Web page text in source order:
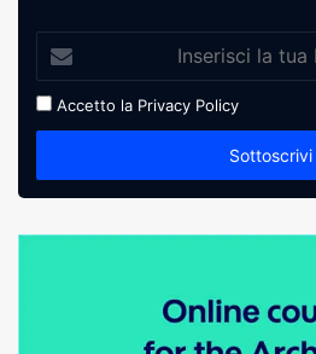
Accetto la Privacy Policy